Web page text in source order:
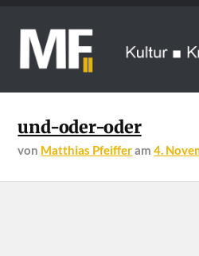
und-oder-oder
von Matthias Pfeifferam4.